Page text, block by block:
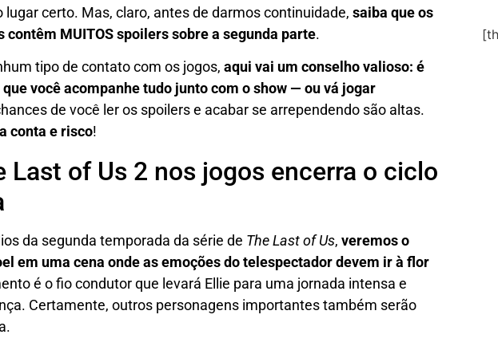
lugar certo. Mas, claro, antes de darmos continuidade, saiba que os
contêm MUITOS spoilers sobre a segunda parte.
tipo de contato com os jogos, aqui vai um conselho valioso: é
você acompanhe tudo junto com o show — ou vá jogar
de você ler os spoilers e acabar se arrependendo são altas.
conta e risco!
Last of Us 2 nos jogos encerra o ciclo
da segunda temporada da série de The Last of Us, veremos o
em uma cena onde as emoções do telespectador devem ir à flor
é o fio condutor que levará Ellie para uma jornada intensa e
Certamente, outros personagens importantes também serão